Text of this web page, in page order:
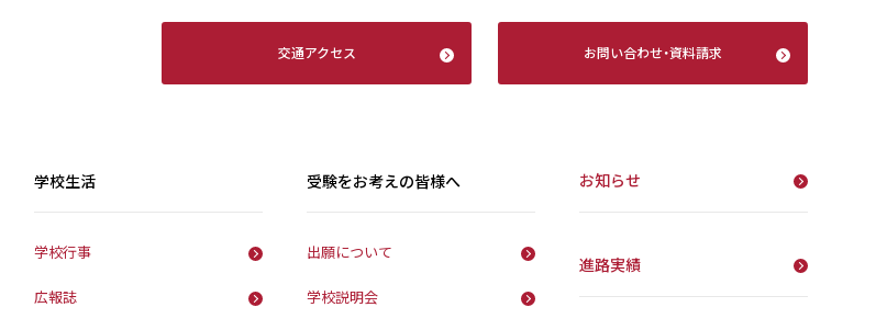
交通アクセス お問い合わせ・資料請求
学校生活
学校行事
広報誌
受験をお考えの皆様へ
出願について
学校説明会
お知らせ
進路実績